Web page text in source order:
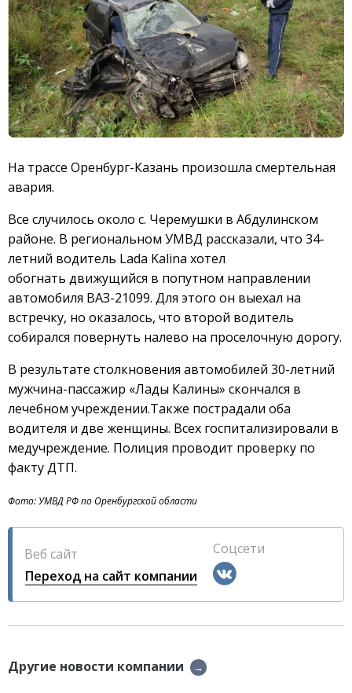
На трассе Оренбург-Казань произошла смертельная
авария.
Все случилось около с. Черемушки в Абдулинском
районе. В региональном УМВД рассказали, что 34-
летний водитель Lada Kalina хотел
обогнать движущийся в попутном направлении
автомобиля ВАЗ-21099. Для этого он выехал на
встречку, но оказалось, что второй водитель
собирался повернуть налево на проселочную дорогу.
В результате столкновения автомобилей 30-летний
мужчина-пассажир «Лады Калины» скончался в
лечебном учреждении.Также пострадали оба
водителя и две женщины. Всех госпитализировали в
медучреждение. Полиция проводит проверку по
факту ДТП.
Фото: УМВД РФ по Оренбургской области
Веб сайт
Переход на сайт компании
Соцсети
Другие новости компании →